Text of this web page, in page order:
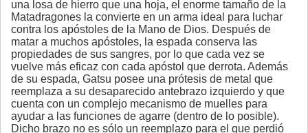
una losa de hierro que una hoja, el enorme tamaño de la
Matadragones la convierte en un arma ideal para luchar
contra los apóstoles de la Mano de Dios. Después de
matar a muchos apóstoles, la espada conserva las
propiedades de sus sangres, por lo que cada vez se
vuelve más eficaz con cada apóstol que derrota. Además
de su espada, Gatsu posee una prótesis de metal que
reemplaza a su desaparecido antebrazo izquierdo y que
cuenta con un complejo mecanismo de muelles para
ayudar a las funciones de agarre (dentro de lo posible).
Dicho brazo no es sólo un reemplazo para el que perdió